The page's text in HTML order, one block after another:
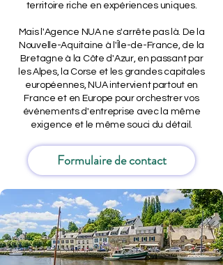
territoire riche en expériences uniques.
Mais l'Agence NUA ne s'arrête pas là. De la
Nouvelle-Aquitaine à l'Île-de-France, de la
Bretagne à la Côte d'Azur, en passant par
les Alpes, la Corse et les grandes capitales
européennes, NUA intervient partout en
France et en Europe pour orchestrer vos
événements d'entreprise avec la même
exigence et le même souci du détail.
Formulaire de contact